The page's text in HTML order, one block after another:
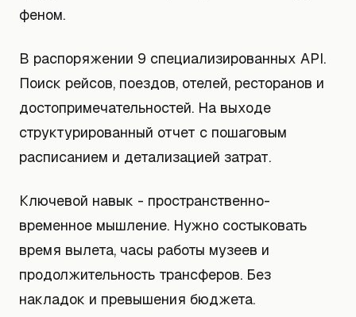
феном.
В распоряжении 9 специализированных API.
Поиск рейсов, поездов, отелей, ресторанов и
достопримечательностей. На выходе
структурированный отчет с пошаговым
расписанием и детализацией затрат.
Ключевой навык - пространственно-
временное мышление. Нужно состыковать
время вылета, часы работы музеев и
продолжительность трансферов. Без
накладок и превышения бюджета.